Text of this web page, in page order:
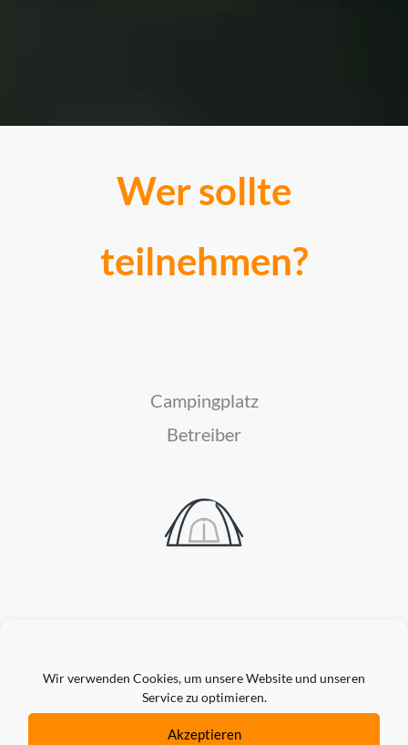
Wir verwenden Cookies, um unsere Website und unseren
Service zu optimieren.
Akzeptieren
Wer sollte
teilnehmen?
Campingplatz
Betreiber